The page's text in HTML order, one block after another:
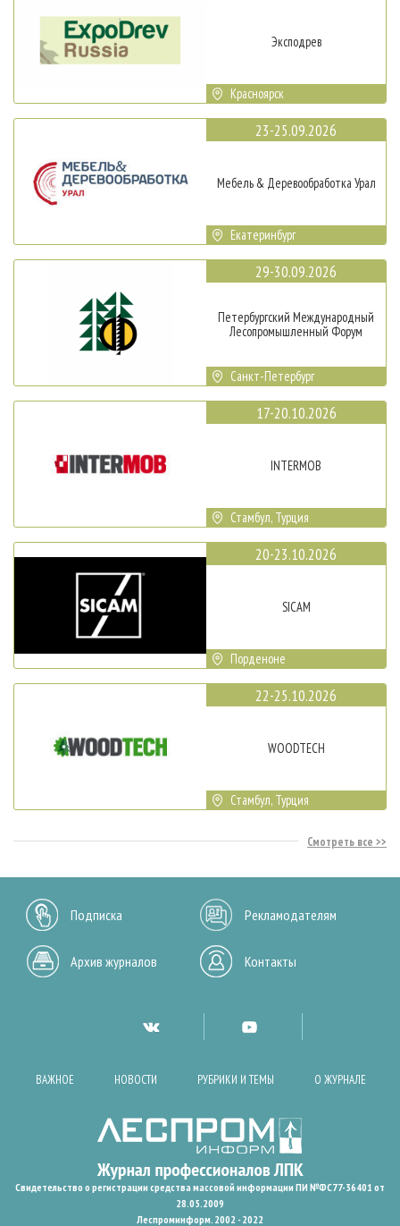
Эксподрев
Красноярск
23-25.09.2026
Мебель & Деревообработка Урал
Екатеринбург
29-30.09.2026
Петербургский Международный
Лесопромышленный Форум
Санкт-Петербург
17-20.10.2026
INTERMOB
Стамбул, Турция
20-23.10.2026
SICAM
Порденоне
22-25.10.2026
WOODTECH
Стамбул, Турция
Смотреть все
Подписка Рекламодателям
Архив журналов Контакты
ВАЖНОЕ НОВОСТИ РУБРИКИ И ТЕМЫ О ЖУРНАЛЕ
Свидетельство о регистрации средства массовой информации ПИ №ФС77-36401 от
28.05.2009
Леспроминформ. 2002 - 2022